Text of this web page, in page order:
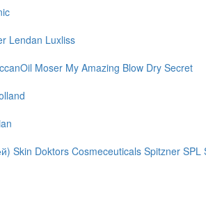
Lendan Luxliss
Moser My Amazing Blow Dry Secret
Skin Doktors Cosmeceuticals Spitzner SPL